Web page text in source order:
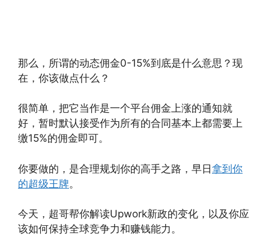
那么，所谓的动态佣金0-15%到底是什么意思？现
在，你该做点什么？
很简单，把它当作是一个平台佣金上涨的通知就
好，暂时默认接受作为所有的合同基本上都需要上
缴15%的佣金即可。
你要做的，是合理规划你的高手之路，早日拿到你
的超级王牌。
今天，超哥帮你解读Upwork新政的变化，以及你应
该如何保持全球竞争力和赚钱能力。